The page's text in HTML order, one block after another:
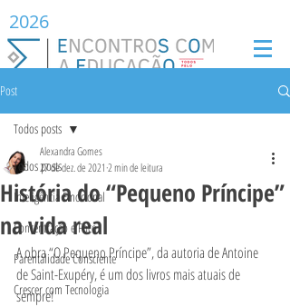
2026
Post
Todos posts
Inteligência Emocional
Concentração e Foco
Parentalidade Consciente
Crescer com Tecnologia
Todos posts
História do “Pequeno Príncipe”
na vida real
Alexandra Gomes
27 de dez. de 2021 2 min de leitura
A obra “O Pequeno Príncipe”, da autoria de Antoine
de Saint-Exupéry, é um dos livros mais atuais de
sempre!